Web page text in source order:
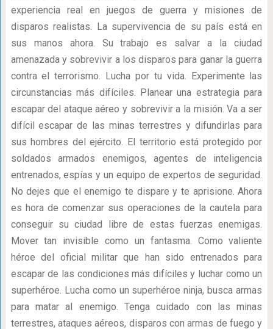
experiencia real en juegos de guerra y misiones de
disparos realistas. La supervivencia de su país está en
sus manos ahora. Su trabajo es salvar a la ciudad
amenazada y sobrevivir a los disparos para ganar la guerra
contra el terrorismo. Lucha por tu vida. Experimente las
circunstancias más difíciles. Planear una estrategia para
escapar del ataque aéreo y sobrevivir a la misión. Va a ser
difícil escapar de las minas terrestres y difundirlas para
sus hombres del ejército. El territorio está protegido por
soldados armados enemigos, agentes de inteligencia
entrenados, espías y un equipo de expertos de seguridad.
No dejes que el enemigo te dispare y te aprisione. Ahora
es hora de comenzar sus operaciones de la cautela para
conseguir su ciudad libre de estas fuerzas enemigas.
Mover tan invisible como un fantasma. Como valiente
héroe del oficial militar que han sido entrenados para
escapar de las condiciones más difíciles y luchar como un
superhéroe. Lucha como un superhéroe ninja, busca armas
para matar al enemigo. Tenga cuidado con las minas
terrestres, ataques aéreos, disparos con armas de fuego y